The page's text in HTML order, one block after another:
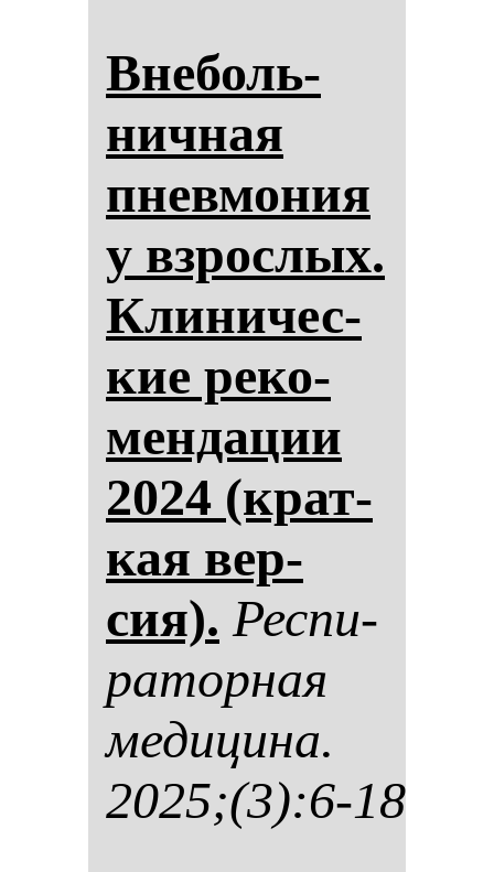
Вне­боль­
нич­ная
пнев­мо­ния
у взрос­лых.
Кли­ни­чес­
кие ре­ко­
мен­да­ции
2024 (крат­
кая вер­
сия). Рес­пи­
ра­тор­ная
ме­ди­ци­на.
2025;(3):6-18